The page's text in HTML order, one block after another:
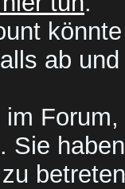
ab
Sie